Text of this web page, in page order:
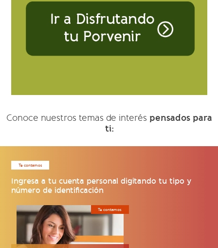
Conoce nuestros temas de interés pensados para
ti:
Te contamos
Te contamos
Ingresa a tu cuenta personal digitando tu tipo y
número de identificación